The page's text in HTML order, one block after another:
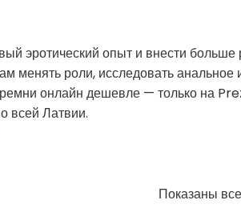
эротический опыт и внести больше
роли, исследовать анальное
онлайн дешевле — только на
всей Латвии.
Показаны